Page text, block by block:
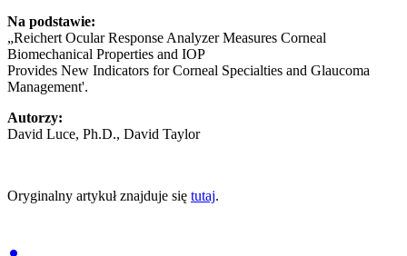
Na podstawie:
„Reichert Ocular Response Analyzer Measures Corneal
Biomechanical Properties and IOP
Provides New Indicators for Corneal Specialties and Glaucoma
Management'.
Autorzy:
David Luce, Ph.D., David Taylor
Oryginalny artykuł znajduje się tutaj.